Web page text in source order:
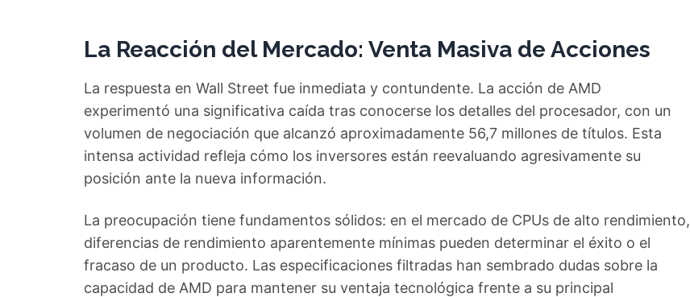
La Reacción del Mercado: Venta Masiva de Acciones
La respuesta en Wall Street fue inmediata y contundente. La acción de AMD
experimentó una significativa caída tras conocerse los detalles del procesador, con un
volumen de negociación que alcanzó aproximadamente 56,7 millones de títulos. Esta
intensa actividad refleja cómo los inversores están reevaluando agresivamente su
posición ante la nueva información.
La preocupación tiene fundamentos sólidos: en el mercado de CPUs de alto rendimiento,
diferencias de rendimiento aparentemente mínimas pueden determinar el éxito o el
fracaso de un producto. Las especificaciones filtradas han sembrado dudas sobre la
capacidad de AMD para mantener su ventaja tecnológica frente a su principal